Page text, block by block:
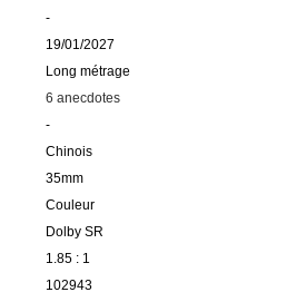
-
19/01/2027
Long métrage
6 anecdotes
-
Chinois
35mm
Couleur
Dolby SR
1.85 : 1
102943